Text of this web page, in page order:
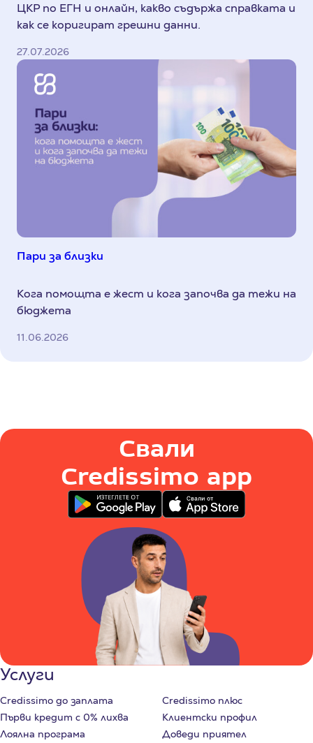
ЦКР по ЕГН и онлайн, какво съдържа справката и
как се коригират грешни данни.
27.07.2026
Пари за близки
Кога помощта е жест и кога започва да тежи на
бюджета
11.06.2026
Свали
Credissimo app
Услуги
Credissimo до заплата
Credissimo плюс
Първи кредит с 0% лихва
Клиентски профил
Лоялна програма
Доведи приятел